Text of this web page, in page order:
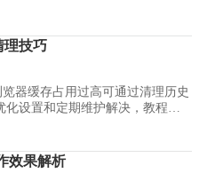
理技巧
览器缓存占用过高可通过清理历史
化设置和定期维护解决，教程提
效果解析